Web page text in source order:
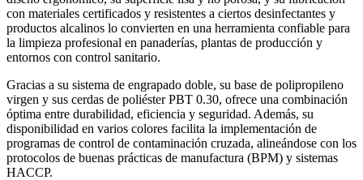
con materiales certificados y resistentes a ciertos desinfectantes y
productos alcalinos lo convierten en una herramienta confiable para
la limpieza profesional en panaderías, plantas de producción y
entornos con control sanitario.
Gracias a su sistema de engrapado doble, su base de polipropileno
virgen y sus cerdas de poliéster PBT 0.30, ofrece una combinación
óptima entre durabilidad, eficiencia y seguridad. Además, su
disponibilidad en varios colores facilita la implementación de
programas de control de contaminación cruzada, alineándose con los
protocolos de buenas prácticas de manufactura (BPM) y sistemas
HACCP.